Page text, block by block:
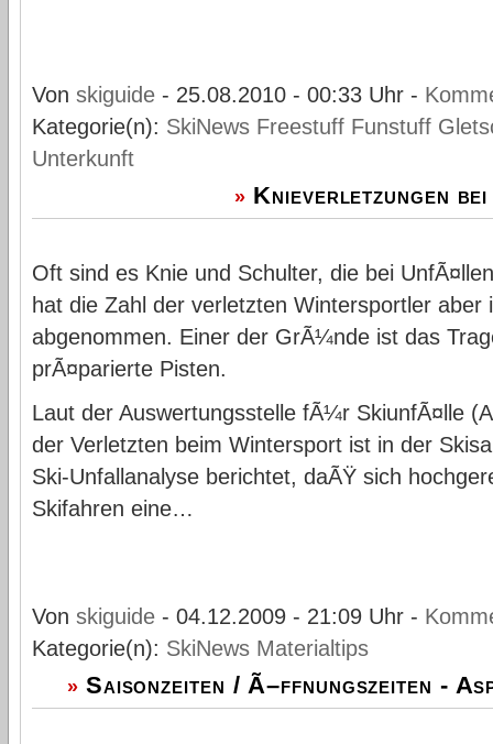
Von skiguide- 25.08.2010 - 00:33 Uhr -
Kategorie(n): SkiNews Freestuff Funstuff
Unterkunft
» Knieverletzungen
Oft sind es Knie und Schulter, die bei
hat die Zahl der verletzten Wintersportler aber
abgenommen. Einer der GrÃ¼nde ist das
prÃ¤parierte Pisten.
Laut der Auswertungsstelle fÃ¼r SkiunfÃ¤lle
der Verletzten beim Wintersport ist in der
Ski-Unfallanalyse berichtet, daÃŸ sich
Skifahren eine…
Von skiguide- 04.12.2009 - 21:09 Uhr -
Kategorie(n): SkiNews Materialtips
» Saisonzeiten / Ã–ffnungszeiten -